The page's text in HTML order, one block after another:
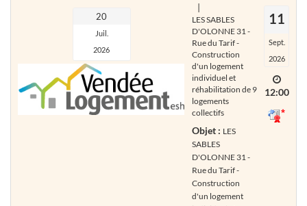
20
Juil.
2026
|
LES SABLES
D'OLONNE 31 -
Rue du Tarif -
Construction
d'un logement
individuel et
réhabilitation de 9
logements
collectifs
Objet : LES
SABLES
D'OLONNE 31 -
Rue du Tarif -
Construction
d'un logement
11
Sept.
2026
12:00